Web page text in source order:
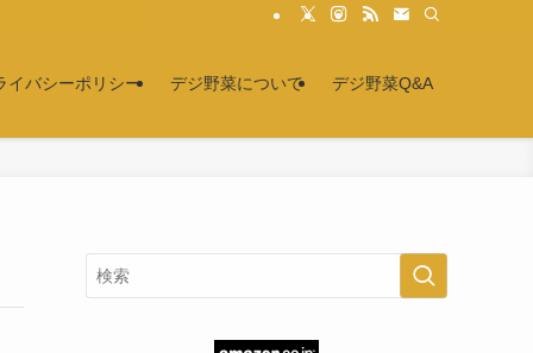
イバシーポリシー デジ野菜について デジ野菜Q&A